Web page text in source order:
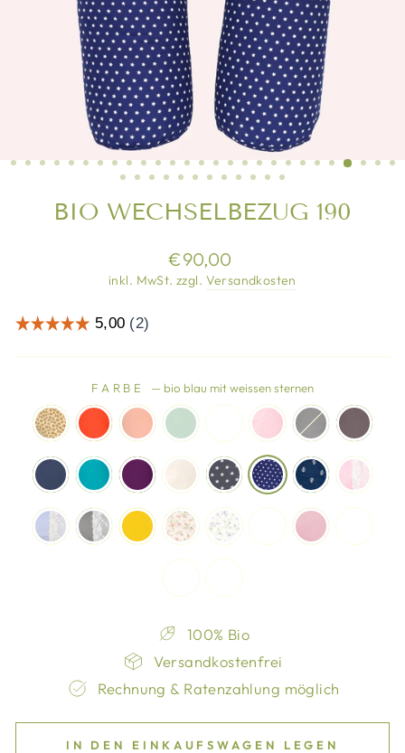
BIO WECHSELBEZUG 190
Normaler
Preis
€90,00
inkl. MwSt. zzgl. Versandkosten
FARBE — bio blau mit weissen sternen
100% Bio
Versandkostenfrei
Rechnung & Ratenzahlung möglich
IN DEN EINKAUFSWAGEN LEGEN